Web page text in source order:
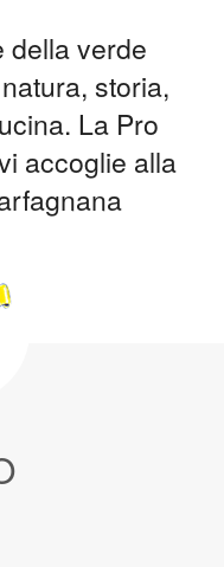
della verde
storia,
La Pro
accoglie alla